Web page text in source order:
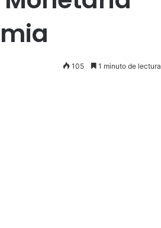
105 1 minuto de lectura